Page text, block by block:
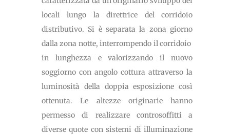
locali lungo la direttrice del corridoio
distributivo. Si è separata la zona giorno
dalla zona notte, interrompendo il corridoio
in lunghezza e valorizzando il nuovo
soggiorno con angolo cottura attraverso la
luminosità della doppia esposizione così
ottenuta. Le altezze originarie hanno
permesso di realizzare controsoffitti a
diverse quote con sistemi di illuminazione